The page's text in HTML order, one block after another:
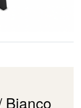
Bianco